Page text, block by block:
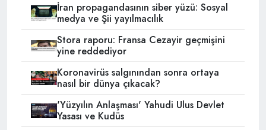
İran propagandasının siber yüzü: Sosyal
medya ve Şii yayılmacılık
Stora raporu: Fransa Cezayir geçmişini
yine reddediyor
Koronavirüs salgınından sonra ortaya
nasıl bir dünya çıkacak?
'Yüzyılın Anlaşması' Yahudi Ulus Devlet
Yasası ve Kudüs